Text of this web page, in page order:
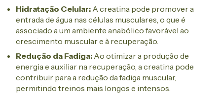
Hidratação Celular: A creatina pode promover a
entrada de água nas células musculares, o que é
associado a um ambiente anabólico favorável ao
crescimento muscular e à recuperação.
Redução da Fadiga: Ao otimizar a produção de
energia e auxiliar na recuperação, a creatina pode
contribuir para a redução da fadiga muscular,
permitindo treinos mais longos e intensos.